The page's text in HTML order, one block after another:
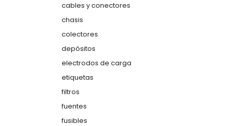
cables y conectores
chasis
colectores
depósitos
electrodos de carga
etiquetas
filtros
fuentes
fusibles